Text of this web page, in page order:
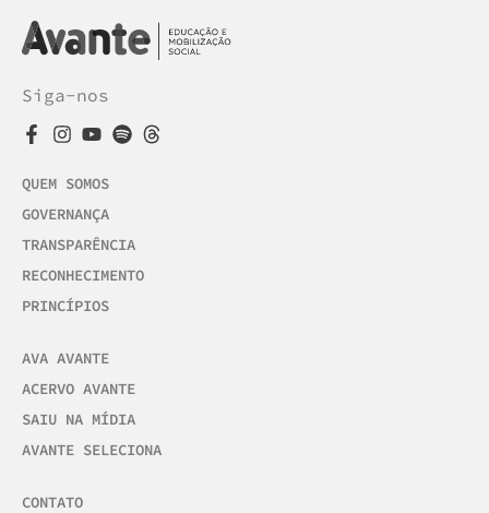
Siga-nos
QUEM SOMOS
GOVERNANÇA
TRANSPARÊNCIA
RECONHECIMENTO
PRINCÍPIOS
AVA AVANTE
ACERVO AVANTE
SAIU NA MÍDIA
AVANTE SELECIONA
CONTATO